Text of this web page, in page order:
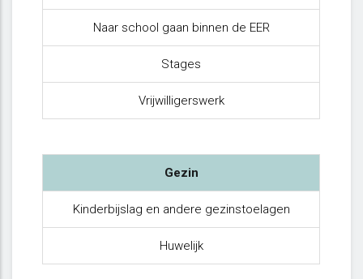
Naar school gaan binnen de EER
Stages
Vrijwilligerswerk
Gezin
Kinderbijslag en andere gezinstoelagen
Huwelijk